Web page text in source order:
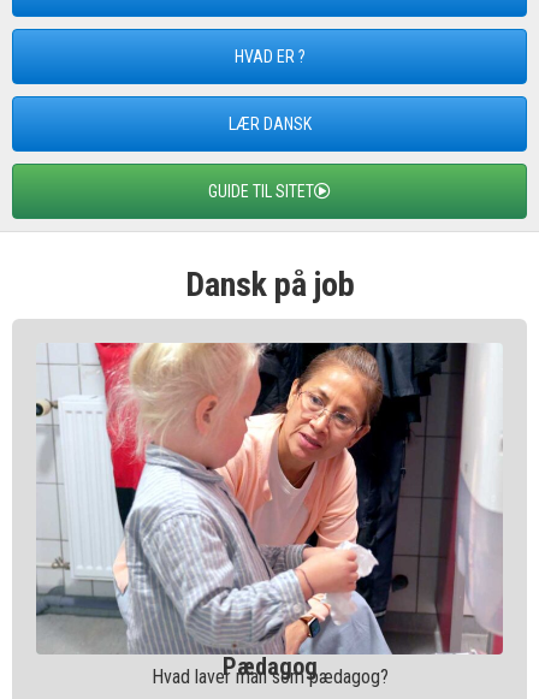
HVAD ER ?
LÆR DANSK
GUIDE TIL SITET
Dansk på job
Pædagog
Hvad laver man som pædagog?